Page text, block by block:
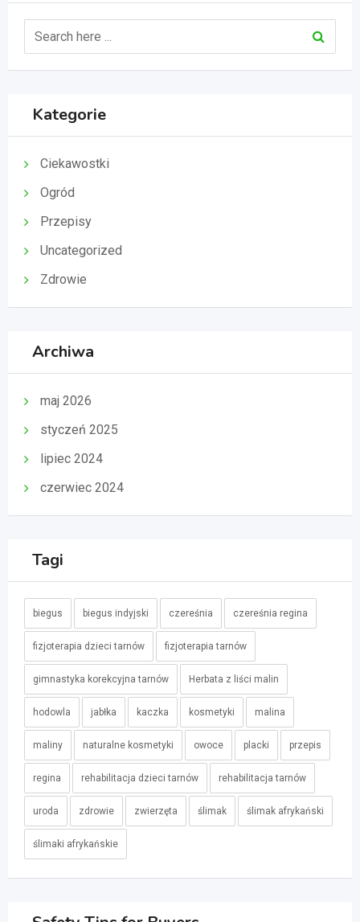
Kategorie
Ciekawostki
Ogród
Przepisy
Uncategorized
Zdrowie
Archiwa
maj 2026
styczeń 2025
lipiec 2024
czerwiec 2024
Tagi
biegus biegus indyjski czereśnia czereśnia regina
fizjoterapia dzieci tarnów fizjoterapia tarnów
gimnastyka korekcyjna tarnów Herbata z liści malin
hodowla jabłka kaczka kosmetyki malina
maliny naturalne kosmetyki owoce placki przepis
regina rehabilitacja dzieci tarnów rehabilitacja tarnów
uroda zdrowie zwierzęta ślimak ślimak afrykański
ślimaki afrykańskie